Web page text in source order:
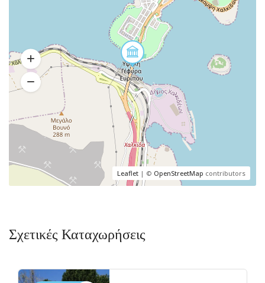
Leaflet | © OpenStreetMap contributors
Σχετικές Καταχωρήσεις